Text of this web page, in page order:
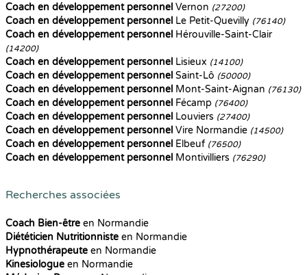
Coach en développement personnel Vernon (27200)
Coach en développement personnel Le Petit-Quevilly (76140)
Coach en développement personnel Hérouville-Saint-Clair
(14200)
Coach en développement personnel Lisieux (14100)
Coach en développement personnel Saint-Lô (50000)
Coach en développement personnel Mont-Saint-Aignan (76130)
Coach en développement personnel Fécamp (76400)
Coach en développement personnel Louviers (27400)
Coach en développement personnel Vire Normandie (14500)
Coach en développement personnel Elbeuf (76500)
Coach en développement personnel Montivilliers (76290)
Recherches associées
Coach Bien-être en Normandie
Diététicien Nutritionniste en Normandie
Hypnothérapeute en Normandie
Kinesiologue en Normandie